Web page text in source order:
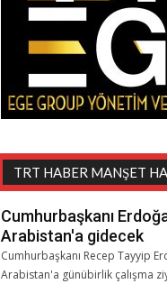
TRT HABER MANŞET
Cumhurbaşkanı
Arabistan'a gidecek
Cumhurbaşkanı Recep Tayyip
Arabistan'a günübirlik çalışma